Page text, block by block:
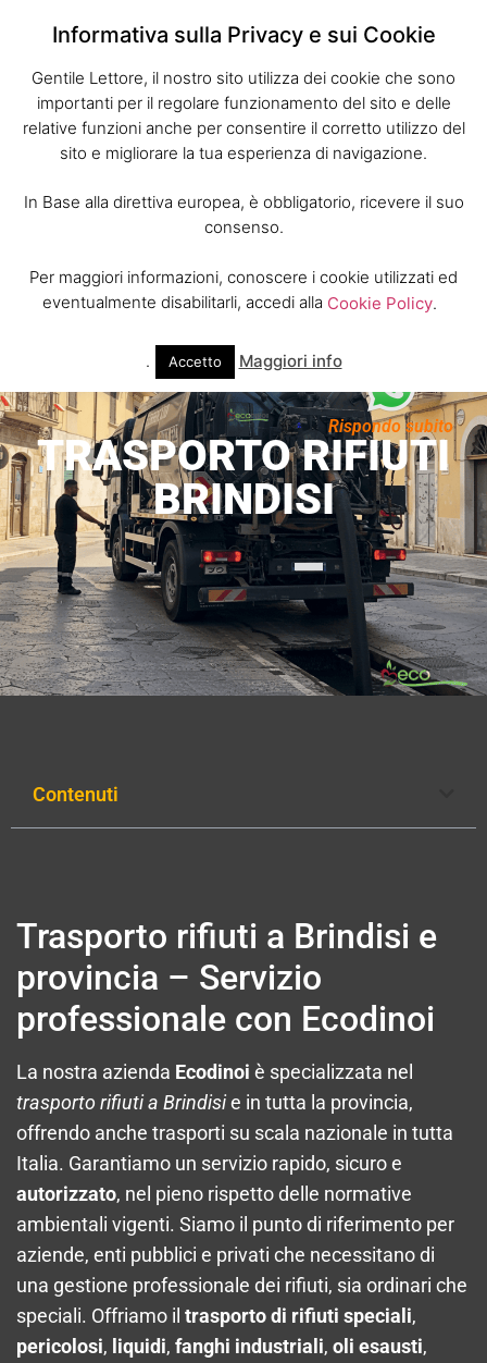
TRASPORTO RIFIUTI
BRINDISI
Contenuti
Trasporto rifiuti a Brindisi e
provincia – Servizio
professionale con Ecodinoi
La nostra azienda Ecodinoi è specializzata nel
trasporto rifiuti a Brindisie in tutta la provincia,
offrendo anche trasporti su scala nazionale in tutta
Italia. Garantiamo un servizio rapido, sicuro e
autorizzato, nel pieno rispetto delle normative
ambientali vigenti. Siamo il punto di riferimento per
aziende, enti pubblici e privati che necessitano di
una gestione professionale dei rifiuti, sia ordinari che
speciali. Offriamo il trasporto di rifiuti speciali,
pericolosi, liquidi, fanghi industriali, oli esausti,
Rispondo subito
Informativa sulla Privacy e sui Cookie
Gentile Lettore, il nostro sito utilizza dei cookie che sono
importanti per il regolare funzionamento del sito e delle
relative funzioni anche per consentire il corretto utilizzo del
sito e migliorare la tua esperienza di navigazione.
In Base alla direttiva europea, è obbligatorio, ricevere il suo
consenso.
Per maggiori informazioni, conoscere i cookie utilizzati ed
eventualmente disabilitarli, accedi alla Cookie Policy.
. Accetto Maggiori info